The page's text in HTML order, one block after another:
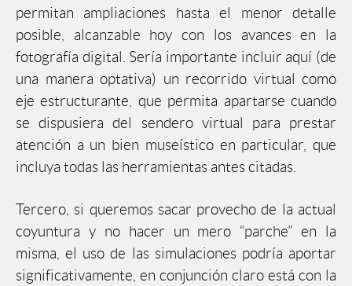
permitan ampliaciones hasta el menor detalle
posible, alcanzable hoy con los avances en la
fotografía digital. Sería importante incluir aquí (de
una manera optativa) un recorrido virtual como
eje estructurante, que permita apartarse cuando
se dispusiera del sendero virtual para prestar
atención a un bien museístico en particular, que
incluya todas las herramientas antes citadas.
Tercero, si queremos sacar provecho de la actual
coyuntura y no hacer un mero “parche” en la
misma, el uso de las simulaciones podría aportar
significativamente, en conjunción claro está con la